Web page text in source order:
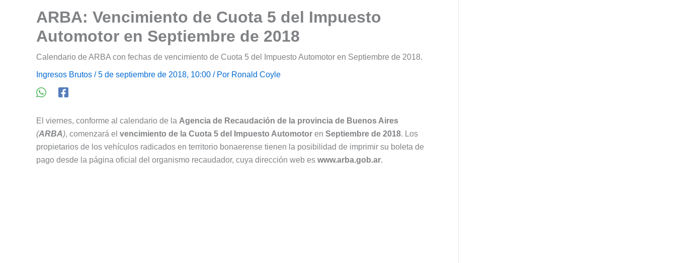
ARBA: Vencimiento de Cuota 5 del Impuesto
Automotor en Septiembre de 2018
Calendario de ARBA con fechas de vencimiento de Cuota 5 del Impuesto Automotor en Septiembre de 2018.
Ingresos Brutos / 5 de septiembre de 2018, 10:00 / Por Ronald Coyle
El viernes, conforme al calendario de la Agencia de Recaudación de la provincia de Buenos Aires
(ARBA), comenzará el vencimiento de la Cuota 5 del Impuesto Automotor en Septiembre de 2018. Los
propietarios de los vehículos radicados en territorio bonaerense tienen la posibilidad de imprimir su boleta de
pago desde la página oficial del organismo recaudador, cuya dirección web es www.arba.gob.ar.